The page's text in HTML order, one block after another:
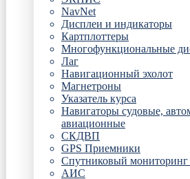
NavNet
Дисплеи и индикаторы
Картплоттеры
Многофункциональные
Лаг
Навигационный эхолот
Магнетроны
Указатель курса
Навигаторы судовые,
авиационные
СКДВП
GPS Приемники
Спутниковый мониторинг
АИС